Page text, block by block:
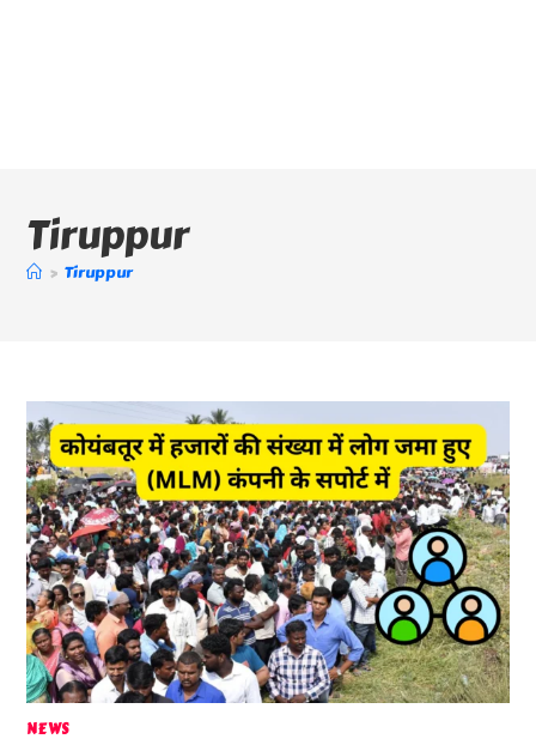
Tiruppur
> Tiruppur
NEWS